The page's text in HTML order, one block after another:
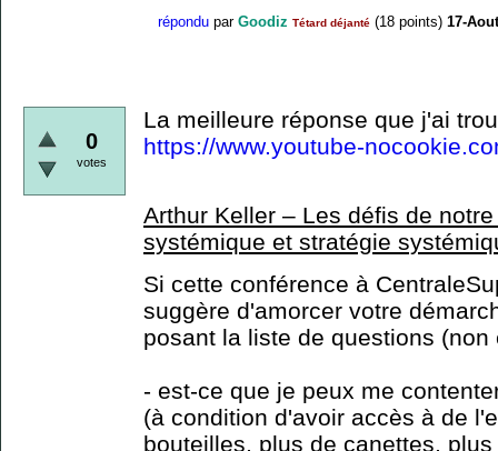
répondu par Goodiz Tétard déjanté (18 points) 17-
0
votes
La meilleure réponse que j'ai
https://www.youtube-
Arthur Keller – Les défis de
systémique et stratégie
Si cette conférence à
suggère d'amorcer votre
posant la liste de questions
- est-ce que je peux me
(à condition d'avoir accès à de
bouteilles, plus de canettes,